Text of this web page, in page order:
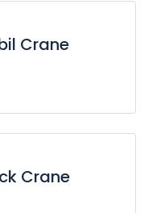
Crane
Crane